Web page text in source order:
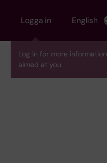
Logga in
Log in for more information
aimed at you.
English